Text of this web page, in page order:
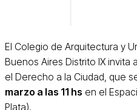
El Colegio de Arquitectura y
Buenos Aires Distrito IX
el Derecho a la Ciudad, que
marzo a las 11 hs en el
Plata).